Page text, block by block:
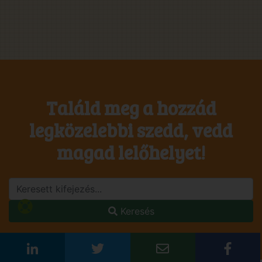
Találd meg a hozzád
legközelebbi szedd, vedd
magad lelőhelyet!
Keresés